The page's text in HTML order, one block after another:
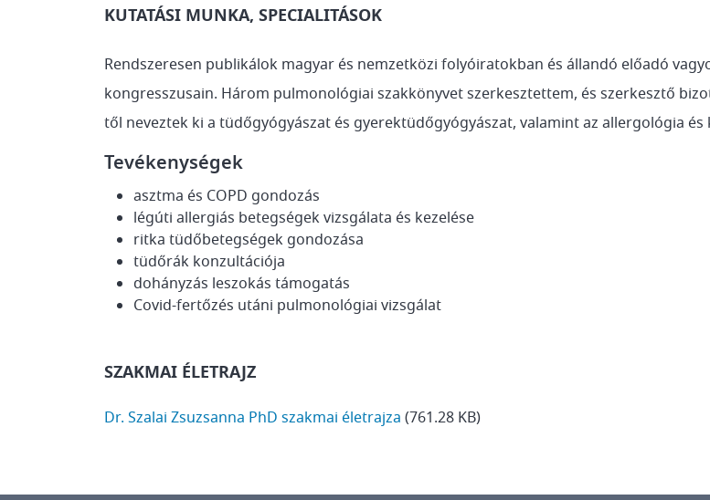
KUTATÁSI MUNKA, SPECIALITÁSOK
Rendszeresen publikálok magyar és nemzetközi folyóiratokban és állandó előadó
kongresszusain. Három pulmonológiai szakkönyvet szerkesztettem, és szerkesztő
től neveztek ki a tüdőgyógyászat és gyerektüdőgyógyászat, valamint az allergológia
Tevékenységek
asztma és COPD gondozás
légúti allergiás betegségek vizsgálata és kezelése
ritka tüdőbetegségek gondozása
tüdőrák konzultációja
dohányzás leszokás támogatás
Covid-fertőzés utáni pulmonológiai vizsgálat
SZAKMAI ÉLETRAJZ
Dr. Szalai Zsuzsanna PhD szakmai életrajza (761.28 KB)